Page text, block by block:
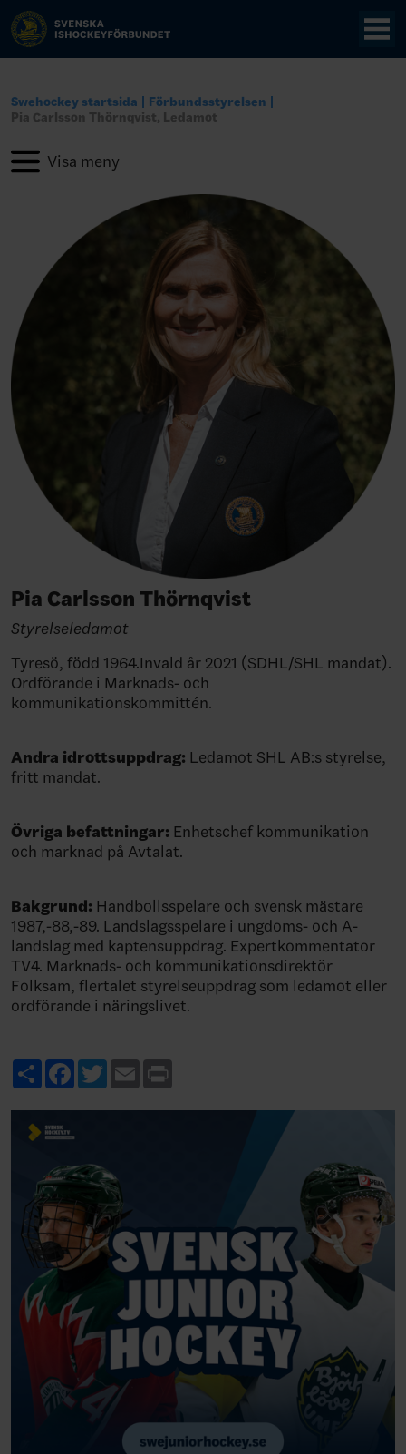
Swehockey startsida
Förbundsstyrelsen
Pia Carlsson Thörnqvist, Ledamot
Pia Carlsson Thörnqvist
Styrelseledamot
Tyresö, född 1964.Invald år 2021 (SDHL/SHL mandat).
Ordförande i Marknads- och
kommunikationskommittén.
Andra idrottsuppdrag: Ledamot SHL AB:s styrelse,
fritt mandat.
Övriga befattningar: Enhetschef kommunikation
och marknad på Avtalat.
Bakgrund: Handbollsspelare och svensk mästare
1987,-88,-89. Landslagsspelare i ungdoms- och A-
landslag med kaptensuppdrag. Expertkommentator
TV4. Marknads- och kommunikationsdirektör
Folksam, flertalet styrelseuppdrag som ledamot eller
ordförande i näringslivet.
ShareFacebook
TwitterEmail